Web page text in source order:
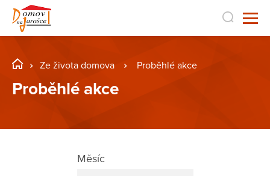
Ze života domova Proběhlé akce
Proběhlé akce
Měsíc